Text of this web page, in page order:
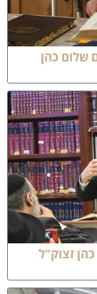
כהן
זצוק"ל